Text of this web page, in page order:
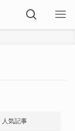
人気記事